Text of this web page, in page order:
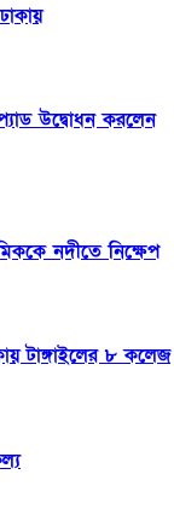
উদ্বোধন করলেন
নদীতে নিক্ষেপ
টাঙ্গাইলের ৮ কলেজ